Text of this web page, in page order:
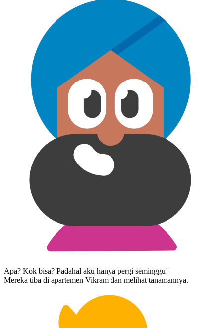
Apa? Kok bisa? Padahal aku hanya pergi seminggu!
Mereka tiba di apartemen Vikram dan melihat tanaman​nya.